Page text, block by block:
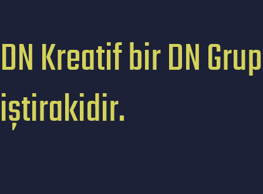
DN Kreatif bir DN Grup
iştirakidir.